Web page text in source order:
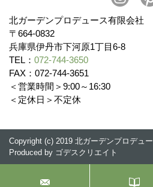
北ガーデンプロデュース有限会社
〒664-0832
兵庫県伊丹市下河原1丁目6-8
TEL： 072-744-3650
FAX：072-744-3651
＜営業時間＞9:00～16:30
＜定休日＞不定休
Copyright (c) 2019 北ガーデンプロデュ
Produced by ゴデスクリエイト